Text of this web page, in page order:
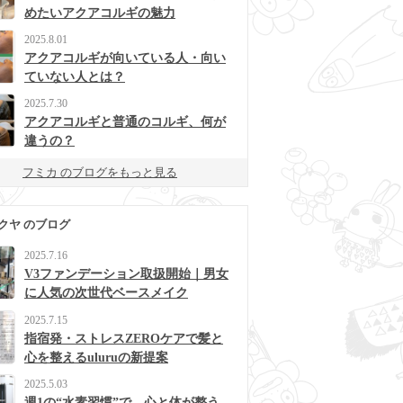
めたいアクアコルギの魅力
2025.8.01
アクアコルギが向いている人・向い
ていない人とは？
2025.7.30
アクアコルギと普通のコルギ、何が
違うの？
フミカ のブログをもっと見る
ヤ のブログ
2025.7.16
V3ファンデーション取扱開始｜男女
に人気の次世代ベースメイク
2025.7.15
指宿発・ストレスZEROケアで髪と
心を整えるuluruの新提案
2025.5.03